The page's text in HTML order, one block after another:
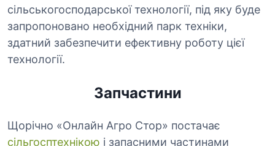
сільськогосподарської технології, під яку буде
запропоновано необхідний парк техніки,
здатний забезпечити ефективну роботу цієї
технології.
Запчастини
Щорічно «Онлайн Агро Стор» постачає
сільгосптехнікою і запасними частинами